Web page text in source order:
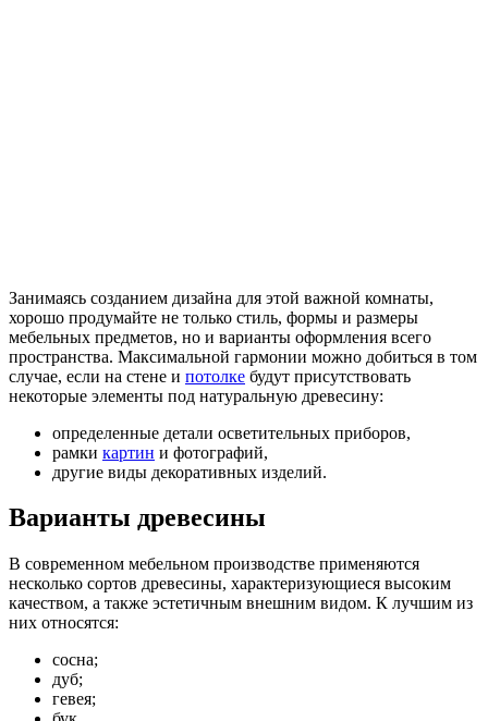
Занимаясь созданием дизайна для этой важной комнаты,
хорошо продумайте не только стиль, формы и размеры
мебельных предметов, но и варианты оформления всего
пространства. Максимальной гармонии можно добиться в том
случае, если на стене и потолке будут присутствовать
некоторые элементы под натуральную древесину:
определенные детали осветительных приборов,
рамки картин и фотографий,
другие виды декоративных изделий.
Варианты древесины
В современном мебельном производстве применяются
несколько сортов древесины, характеризующиеся высоким
качеством, а также эстетичным внешним видом. К лучшим из
них относятся:
сосна;
дуб;
гевея;